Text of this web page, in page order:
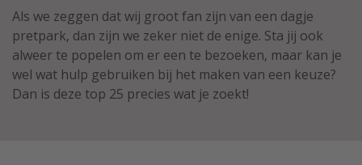
Madeira
Egypte
Bali
Als we zeggen dat wij groot fan zijn van een dagje
pretpark, dan zijn we zeker niet de enige. Sta jij ook
alweer te popelen om er een te bezoeken, maar kan je
wel wat hulp gebruiken bij het maken van een keuze?
Dan is deze top 25 precies wat je zoekt!